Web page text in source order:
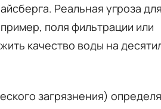
Реальная угроза для
поля фильтрации или
качество воды на
загрязнения)